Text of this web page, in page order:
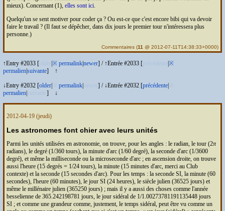
mieux). Concernant (1), elles sont ici.
Quelqu'un se sent motiver pour coder ça ? Ou est-ce que c'est encore bibi qui va devoir
faire le travail ? (Il faut se dépêcher, dans dix jours le premier tour n'intéressera plus
personne.)
Commentaires (11 @ 2012-07-11T14:38:33+0000)
↑Entry #2033 [ ※ permalinknewer] / ↑Entrée #2033 [
※
permaliensuivante] ↑
↓Entry #2032 [older permalink ] / ↓Entrée #2032 [précédente
permalien
] ↓
2012-04-19(jeudi)
Les astronomes font chier avec leurs unités
Parmi les unités utilisées en astronomie, on trouve, pour les angles : le radian, le tour (2π
radians), le degré (1/360 tours), la minute d'arc (1/60 degré), la seconde d'arc (1/3600
degré), et même la milliseconde ou la microseconde d'arc ; en ascension droite, on trouve
aussi l'heure (15 degrés = 1/24 tours), la minute (15 minutes d'arc, merci au Club
contexte) et la seconde (15 secondes d'arc). Pour les temps : la seconde SI, la minute (60
secondes), l'heure (60 minutes), le jour SI(24 heures), le siècle julien (36525 jours) et
même le millénaire julien (365250 jours) ; mais il y a aussi des choses comme l'année
besselienne de 365.242198781 jours, le jour sidéral de 1/1.00273781191135448 jours
SI; et comme une grandeur comme, justement, le temps sidéral, peut être vu comme un